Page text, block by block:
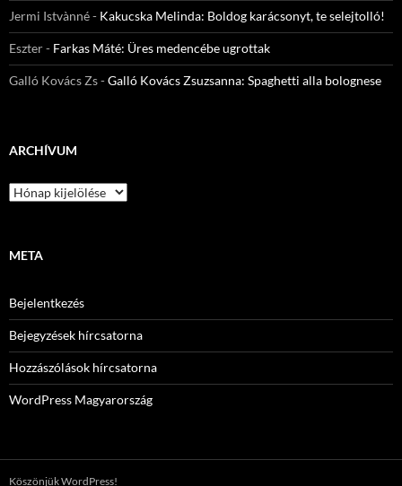
Jermi Istvànné- Kakucska Melinda: Boldog karácsonyt, te selejtolló!
Eszter- Farkas Máté: Üres medencébe ugrottak
Galló Kovács Zs-Galló Kovács Zsuzsanna: Spaghetti alla bolognese
ARCHÍVUM
Archívum
META
Bejelentkezés
Bejegyzések hírcsatorna
Hozzászólások hírcsatorna
WordPress Magyarország
Köszönjük WordPress!